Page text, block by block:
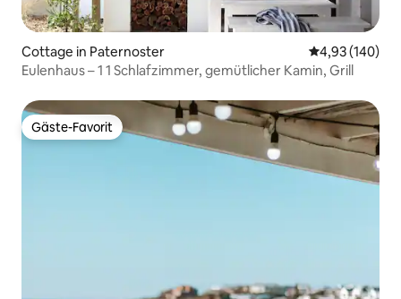
Cottage in Paternoster
4,93 (140)
Eulenhaus – 1 1 Schlafzimmer, gemütlicher Kamin, Grill
Gäste-Favorit
Gäste-Favorit